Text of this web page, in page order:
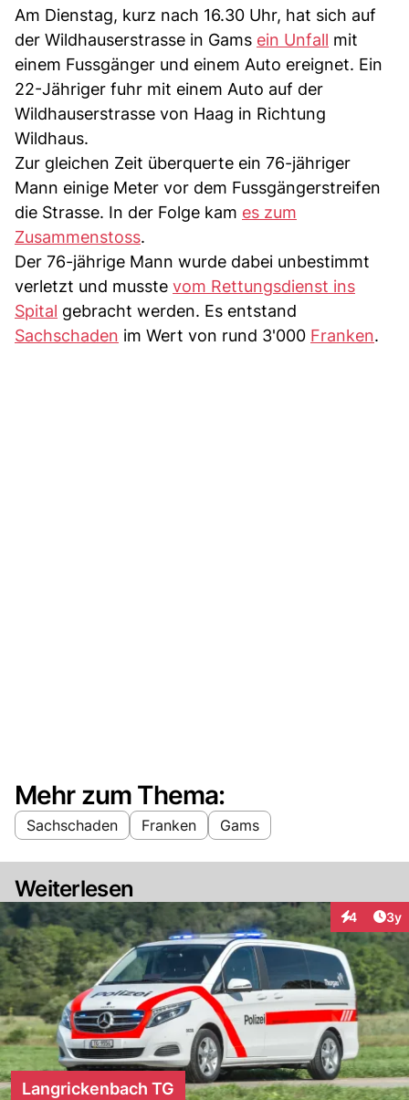
Am Dienstag, kurz nach 16.30 Uhr, hat sich auf
der Wildhauserstrasse in Gams ein Unfall mit
einem Fussgänger und einem Auto ereignet. Ein
22-Jähriger fuhr mit einem Auto auf der
Wildhauserstrasse von Haag in Richtung
Wildhaus.
Zur gleichen Zeit überquerte ein 76-jähriger
Mann einige Meter vor dem Fussgängerstreifen
die Strasse. In der Folge kam es zum
Zusammenstoss.
Der 76-jährige Mann wurde dabei unbestimmt
verletzt und musste vom Rettungsdienst ins
Spital gebracht werden. Es entstand
Sachschaden im Wert von rund 3'000 Franken.
Mehr zum Thema:
Sachschaden Franken Gams
Weiterlesen
4 3y
Langrickenbach TG